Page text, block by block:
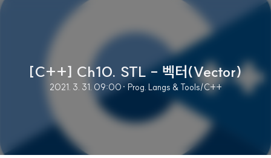
[C++] Ch10. STL - 벡터(Vector)
2021. 3. 31. 09:00 · Prog. Langs & Tools/C++